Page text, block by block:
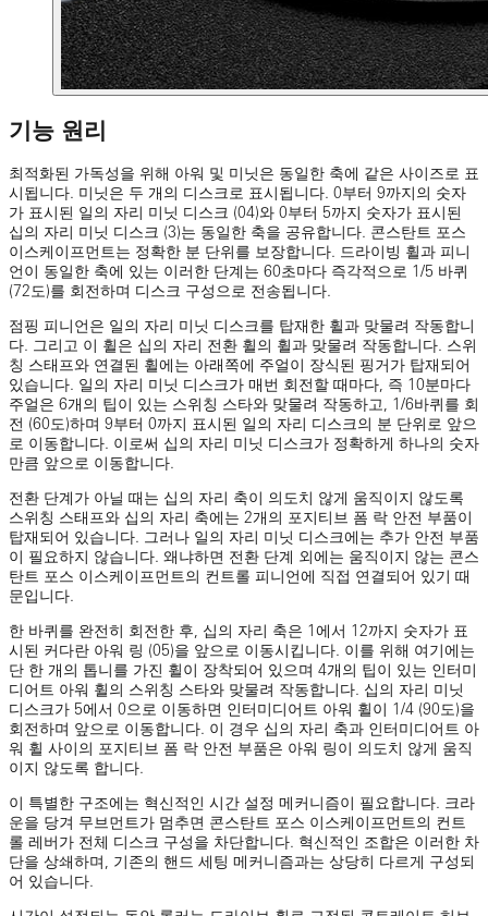
기능 원리
최적화된 가독성을 위해 아워 및 미닛은 동일한 축에 같은 사이즈로 표
시됩니다. 미닛은 두 개의 디스크로 표시됩니다. 0부터 9까지의 숫자
가 표시된 일의 자리 미닛 디스크 (04)와 0부터 5까지 숫자가 표시된
십의 자리 미닛 디스크 (3)는 동일한 축을 공유합니다. 콘스탄트 포스
이스케이프먼트는 정확한 분 단위를 보장합니다. 드라이빙 휠과 피니
언이 동일한 축에 있는 이러한 단계는 60초마다 즉각적으로 1/5 바퀴
(72도)를 회전하며 디스크 구성으로 전송됩니다.
점핑 피니언은 일의 자리 미닛 디스크를 탑재한 휠과 맞물려 작동합니
다. 그리고 이 휠은 십의 자리 전환 휠의 휠과 맞물려 작동합니다. 스위
칭 스태프와 연결된 휠에는 아래쪽에 주얼이 장식된 핑거가 탑재되어
있습니다. 일의 자리 미닛 디스크가 매번 회전할 때마다, 즉 10분마다
주얼은 6개의 팁이 있는 스위칭 스타와 맞물려 작동하고, 1/6바퀴를 회
전 (60도)하며 9부터 0까지 표시된 일의 자리 디스크의 분 단위로 앞으
로 이동합니다. 이로써 십의 자리 미닛 디스크가 정확하게 하나의 숫자
만큼 앞으로 이동합니다.
전환 단계가 아닐 때는 십의 자리 축이 의도치 않게 움직이지 않도록
스위칭 스태프와 십의 자리 축에는 2개의 포지티브 폼 락 안전 부품이
탑재되어 있습니다. 그러나 일의 자리 미닛 디스크에는 추가 안전 부품
이 필요하지 않습니다. 왜냐하면 전환 단계 외에는 움직이지 않는 콘스
탄트 포스 이스케이프먼트의 컨트롤 피니언에 직접 연결되어 있기 때
문입니다.
한 바퀴를 완전히 회전한 후, 십의 자리 축은 1에서 12까지 숫자가 표
시된 커다란 아워 링 (05)을 앞으로 이동시킵니다. 이를 위해 여기에는
단 한 개의 톱니를 가진 휠이 장착되어 있으며 4개의 팁이 있는 인터미
디어트 아워 휠의 스위칭 스타와 맞물려 작동합니다. 십의 자리 미닛
디스크가 5에서 0으로 이동하면 인터미디어트 아워 휠이 1/4 (90도)을
회전하며 앞으로 이동합니다. 이 경우 십의 자리 축과 인터미디어트 아
워 휠 사이의 포지티브 폼 락 안전 부품은 아워 링이 의도치 않게 움직
이지 않도록 합니다.
이 특별한 구조에는 혁신적인 시간 설정 메커니즘이 필요합니다. 크라
운을 당겨 무브먼트가 멈추면 콘스탄트 포스 이스케이프먼트의 컨트
롤 레버가 전체 디스크 구성을 차단합니다. 혁신적인 조합은 이러한 차
단을 상쇄하며, 기존의 핸드 세팅 메커니즘과는 상당히 다르게 구성되
어 있습니다.